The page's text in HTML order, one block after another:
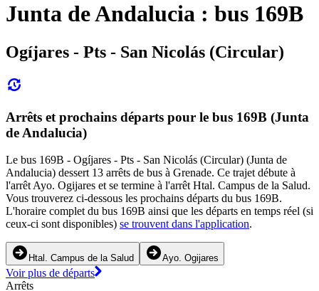
Junta de Andalucia : bus 169B
Ogíjares - Pts - San Nicolás (Circular)
Arrêts et prochains départs pour le bus 169B (Junta
de Andalucia)
Le bus 169B - Ogíjares - Pts - San Nicolás (Circular) (Junta de
Andalucia) dessert 13 arrêts de bus à Grenade. Ce trajet débute à
l'arrêt Ayo. Ogijares et se termine à l'arrêt Htal. Campus de la Salud.
Vous trouverez ci-dessous les prochains départs du bus 169B.
L'horaire complet du bus 169B ainsi que les départs en temps réel (si
ceux-ci sont disponibles) se trouvent dans l'application.
Htal. Campus de la Salud Ayo. Ogijares
Voir plus de départs
Arrêts